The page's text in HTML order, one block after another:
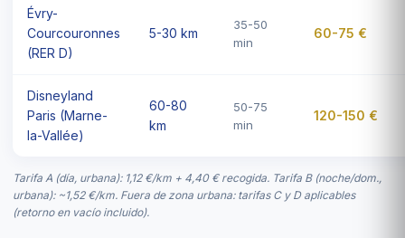
Évry-
Courcouronnes
(RER D)
5-30 km
35-50
min
60-75 €
Disneyland
Paris (Marne-
la-Vallée)
60-80
km
50-75
min
120-150 €
Tarifa A (día, urbana): 1,12 €/km + 4,40 € recogida. Tarifa B (noche/dom.,
urbana): ~1,52 €/km. Fuera de zona urbana: tarifas C y D aplicables
(retorno en vacío incluido).